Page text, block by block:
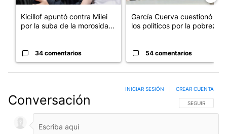
Kicillof apuntó contra Milei
por la suba de la morosida...
34 comentarios
García Cuerva cuestionó a
los políticos por la pobreza
54 comentarios
Conversación SIGA ESTA
SEGUIR
INICIAR SESIÓN CREAR CUENTA